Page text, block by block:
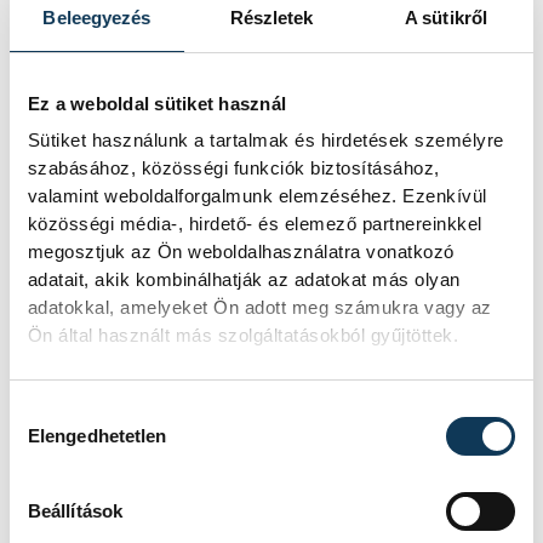
Beleegyezés Részletek A sütikről
Ez a weboldal sütiket használ
Sütiket használunk a tartalmak és hirdetések személyre
szabásához, közösségi funkciók biztosításához,
valamint weboldalforgalmunk elemzéséhez. Ezenkívül
közösségi média-, hirdető- és elemező partnereinkkel
megosztjuk az Ön weboldalhasználatra vonatkozó
adatait, akik kombinálhatják az adatokat más olyan
adatokkal, amelyeket Ön adott meg számukra vagy az
Ön által használt más szolgáltatásokból gyűjtöttek.
Elengedhetetlen
Beállítások
hogy megmutassam, el tudom látni a
posztommal járó feladatokat. Ez fájó pont,
után sikerült visszatérnem, és a sydneyi
ezüstérem mindent felülírt, az egy
következő lépcsőfok volt számomra" -
mesélte.
Bár Farkas a főváros IX. kerületében
töltötte a gyerekkorát, ott kezdett
kézilabdázni, és élvezte a budapesti lét
előnyeit, 2012 óta Kőszegen él.
"Most már úgy vagyok vele, hogy vidéken